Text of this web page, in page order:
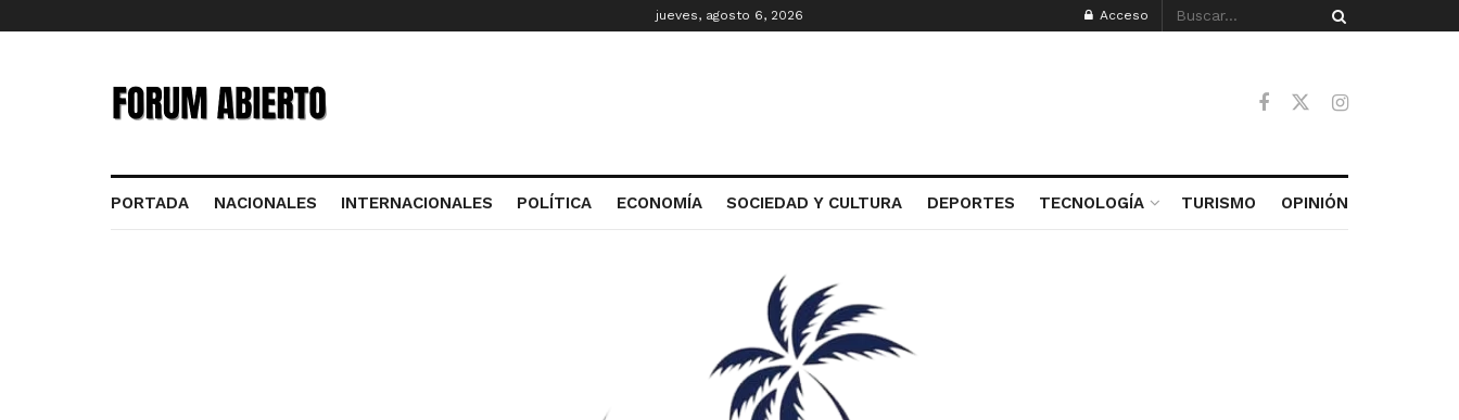
jueves, agosto 6, 2026 Acceso
PORTADA NACIONALES INTERNACIONALES POLÍTICA ECONOMÍA SOCIEDAD Y CULTURA DEPORTES TECNOLOGÍA TURISMO OPINIÓN